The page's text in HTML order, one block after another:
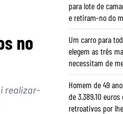
no
realizar-
para lote de
e retiram-no do
Um carro para
elegem as três
necessitam de
Homem de 49
de 3.389,10
retroativos por